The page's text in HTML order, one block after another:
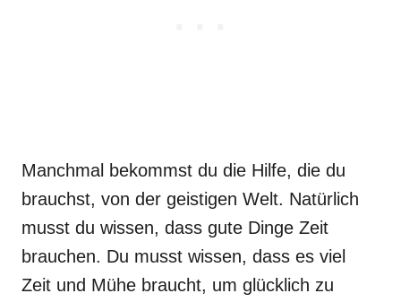
Manchmal bekommst du die Hilfe, die du
brauchst, von der geistigen Welt. Natürlich
musst du wissen, dass gute Dinge Zeit
brauchen. Du musst wissen, dass es viel
Zeit und Mühe braucht, um glücklich zu